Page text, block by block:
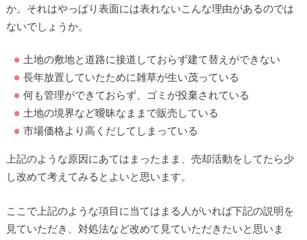
か。それはやっぱり表面には表れないこんな理由があるのでは
ないでしょうか。
土地の敷地と道路に接道しておらず建て替えができない
長年放置していたために雑草が生い茂っている
何も管理ができておらず、ゴミが投棄されている
土地の境界など曖昧なままで販売している
市場価格より高くだしてしまっている
上記のような原因にあてはまったまま、売却活動をしてたら少
し改めて考えてみるとよいと思います。
ここで上記のような項目に当てはまる人がいれば下記の説明を
見ていただき、対処法など改めて見ていただきたいと思いま